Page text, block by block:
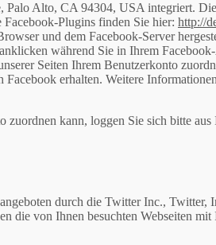
Alto, CA 94304, USA integriert.
Plugins finden Sie hier: http://
und dem Facebook-Server
während Sie in Ihrem
Seiten Ihrem Benutzerkonto
erhalten. Weitere
kann, loggen Sie sich bitte
durch die Twitter Inc., Twitter,
die von Ihnen besuchten Webseiten